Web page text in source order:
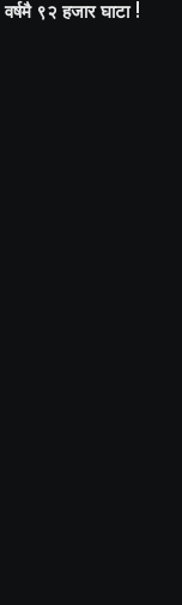
९२ हजार घाटा !